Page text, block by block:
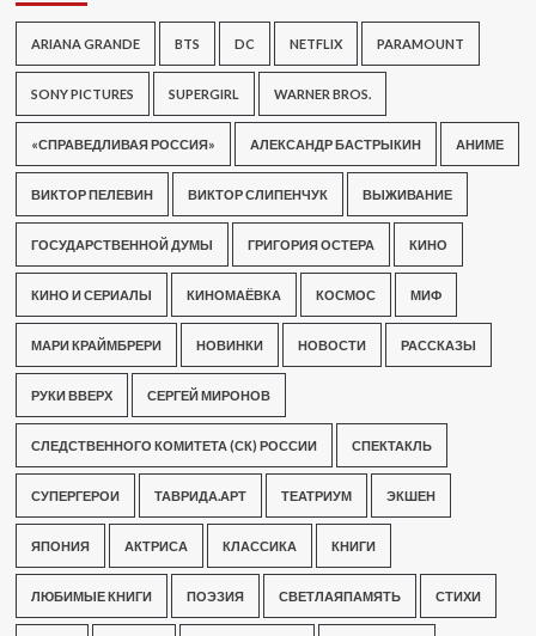
ARIANA GRANDE BTS DC NETFLIX PARAMOUNT
SONY PICTURES SUPERGIRL WARNER BROS.
«СПРАВЕДЛИВАЯ РОССИЯ» АЛЕКСАНДР БАСТРЫКИН АНИМЕ
ВИКТОР ПЕЛЕВИН ВИКТОР СЛИПЕНЧУК ВЫЖИВАНИЕ
ГОСУДАРСТВЕННОЙ ДУМЫ ГРИГОРИЯ ОСТЕРА КИНО
КИНО И СЕРИАЛЫ КИНОМАЁВКА КОСМОС МИФ
МАРИ КРАЙМБРЕРИ НОВИНКИ НОВОСТИ РАССКАЗЫ
РУКИ ВВЕРХ СЕРГЕЙ МИРОНОВ
СЛЕДСТВЕННОГО КОМИТЕТА (СК) РОССИИ СПЕКТАКЛЬ
СУПЕРГЕРОИ ТАВРИДА.АРТ ТЕАТРИУМ ЭКШЕН
ЯПОНИЯ АКТРИСА КЛАССИКА КНИГИ
ЛЮБИМЫЕ КНИГИ ПОЭЗИЯ СВЕТЛАЯПАМЯТЬ СТИХИ